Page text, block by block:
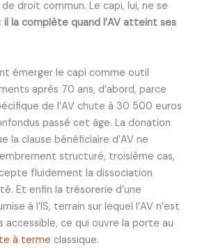
droit commun. Le capi, lui, ne se
il la complète quand l’AV atteint ses
émerger le capi comme outil
après 70 ans, d’abord, parce
de l’AV chute à 30 500 euros
passé cet âge. La donation
la clause bénéficiaire d’AV ne
structuré, troisième cas,
fluidement la dissociation
Et enfin la trésorerie d’une
à l’IS, terrain sur lequel l’AV n’est
ce qui ouvre la porte au
à terme classique.